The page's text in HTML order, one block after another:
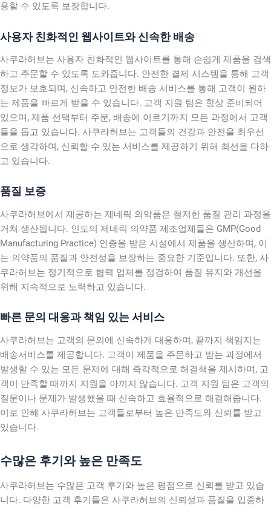
용할 수 있도록 보장합니다.
사용자 친화적인 웹사이트와 신속한 배송
사쿠라허브는 사용자 친화적인 웹사이트를 통해 손쉽게 제품을 검색
하고 주문할 수 있도록 도와줍니다. 안전한 결제 시스템을 통해 고객
정보가 보호되며, 신속하고 안전한 배송 서비스를 통해 고객이 원하
는 제품을 빠르게 받을 수 있습니다. 고객 지원 팀은 항상 준비되어
있으며, 제품 선택부터 주문, 배송에 이르기까지 모든 과정에서 고객
들을 돕고 있습니다. 사쿠라허브는 고객들의 건강과 안전을 최우선
으로 생각하며, 신뢰할 수 있는 서비스를 제공하기 위해 최선을 다하
고 있습니다.
품질 보증
사쿠라허브에서 제공하는 제네릭 의약품은 철저한 품질 관리 과정을
거쳐 생산됩니다. 인도의 제네릭 의약품 제조업체들은 GMP(Good
Manufacturing Practice) 인증을 받은 시설에서 제품을 생산하며, 이
는 의약품의 품질과 안전성을 보장하는 중요한 기준입니다. 또한, 사
쿠라허브는 정기적으로 협력 업체를 점검하여 품질 유지와 개선을
위해 지속적으로 노력하고 있습니다.
빠른 문의 대응과 책임 있는 서비스
사쿠라허브는 고객의 문의에 신속하게 대응하며, 끝까지 책임지는
배송서비스를 제공합니다. 고객이 제품을 주문하고 받는 과정에서
발생할 수 있는 모든 문제에 대해 즉각적으로 해결책을 제시하며, 고
객이 만족할 때까지 지원을 아끼지 않습니다. 고객 지원 팀은 고객의
질문이나 문제가 발생했을 때 신속하고 효율적으로 해결해줍니다.
이로 인해 사쿠라허브는 고객들로부터 높은 만족도와 신뢰를 받고
있습니다.
수많은 후기와 높은 만족도
사쿠라허브는 수많은 고객 후기와 높은 평점으로 신뢰를 받고 있습
니다. 다양한 고객 후기들은 사쿠라허브의 신뢰성과 품질을 입증하